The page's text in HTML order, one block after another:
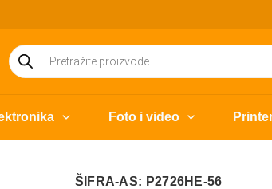
Products
search
Foto i video
ŠIFRA-AS: P2726HE-56